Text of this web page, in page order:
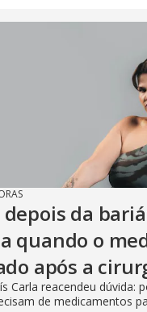
depois da
quando o
após a
Carla reacendeu dúvida:
de medicamentos